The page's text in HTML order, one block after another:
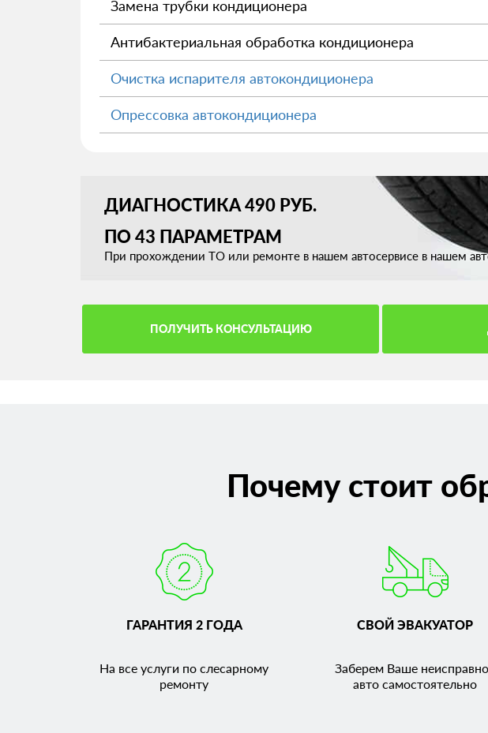
Замена трубки кондиционера
Антибактериальная обработка кондиционера
Очистка испарителя автокондиционера
Опрессовка автокондиционера
ДИАГНОСТИКА 490 РУБ.
ПО 43 ПАРАМЕТРАМ
При прохождении ТО или ремонте в нашем автосервисе в нашем
ПОЛУЧИТЬ КОНСУЛЬТАЦИЮ
Почему стоит
ГАРАНТИЯ 2 ГОДА
На все услуги по слесарному
ремонту
СВОЙ ЭВАКУАТОР
Заберем Ваше
авто самостоятельно